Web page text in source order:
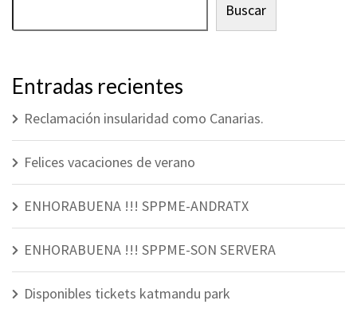
Buscar
Entradas recientes
Reclamación insularidad como Canarias.
Felices vacaciones de verano
ENHORABUENA !!! SPPME-ANDRATX
ENHORABUENA !!! SPPME-SON SERVERA
Disponibles tickets katmandu park